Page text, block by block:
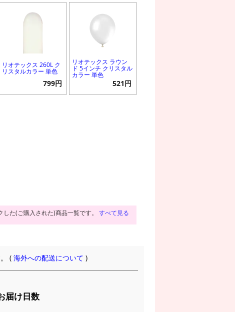
リオテックス 260L ク
リスタルカラー 単色
799円
リオテックス ラウン
ド 5インチ クリスタル
カラー 単色
521円
した(ご購入された)商品一覧です。 すべて見る
(海外への配送について )
届け日数